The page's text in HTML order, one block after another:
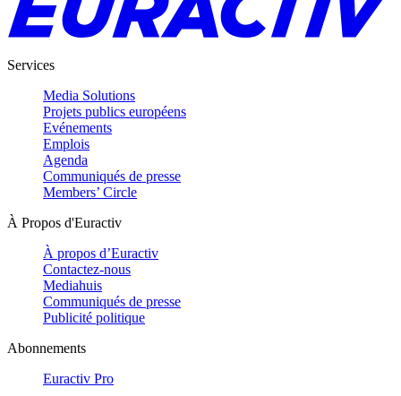
Services
Media Solutions
Projets publics européens
Evénements
Emplois
Agenda
Communiqués de presse
Members’ Circle
À Propos d'Euractiv
À propos d’Euractiv
Contactez-nous
Mediahuis
Communiqués de presse
Publicité politique
Abonnements
Euractiv Pro